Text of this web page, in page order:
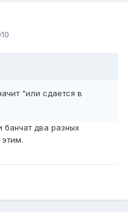
"или сдается в
банчат два разных